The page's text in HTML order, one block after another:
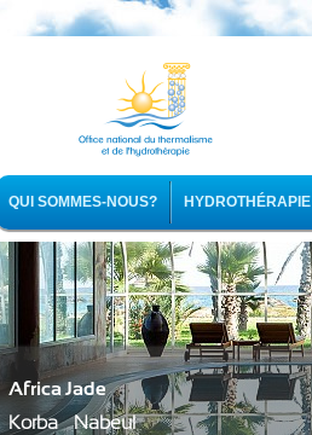
QUI SOMMES-NOUS? HYDROTHÉRAPIE
Africa Jade
Korba - Nabeul